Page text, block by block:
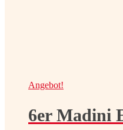
Angebot!
6er Madini